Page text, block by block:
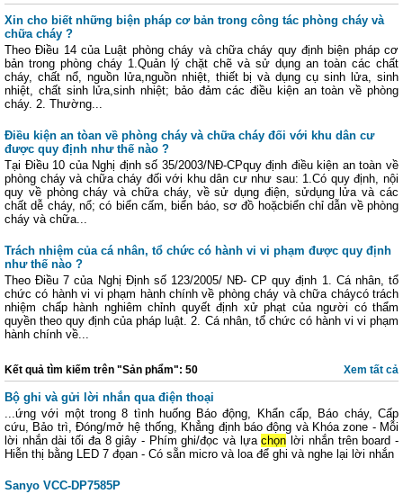
Xin cho biết những biện pháp cơ bản trong công tác phòng cháy và
chữa cháy ?
Theo Điều 14 của Luật phòng cháy và chữa cháy quy định biện pháp cơ
bản trong phòng cháy 1.Quản lý chặt chẽ và sử dụng an toàn các chất
cháy, chất nổ, nguồn lửa,nguồn nhiệt, thiết bị và dụng cụ sinh lửa, sinh
nhiệt, chất sinh lửa,sinh nhiệt; bảo đảm các điều kiện an toàn về phòng
cháy. 2. Thường...
Điều kiện an tòan về phòng cháy và chữa cháy đối với khu dân cư
được quy định như thế nào ?
Tại Điều 10 của Nghị định số 35/2003/NĐ-CPquy định điều kiện an toàn về
phòng cháy và chữa cháy đối với khu dân cư như sau: 1.Có quy định, nội
quy về phòng cháy và chữa cháy, về sử dụng điện, sửdụng lửa và các
chất dễ cháy, nổ; có biển cấm, biển báo, sơ đồ hoặcbiển chỉ dẫn về phòng
cháy và chữa...
Trách nhiệm của cá nhân, tổ chức có hành vi vi phạm được quy định
như thế nào ?
Theo Điều 7 của Nghị Định số 123/2005/ NĐ- CP quy định 1. Cá nhân, tổ
chức có hành vi vi phạm hành chính về phòng cháy và chữa cháycó trách
nhiệm chấp hành nghiêm chỉnh quyết định xử phạt của người có thẩm
quyền theo quy định của pháp luật. 2. Cá nhân, tổ chức có hành vi vi phạm
hành chính về...
Xem tất cả
Kết quả tìm kiếm trên "Sản phẩm": 50
Bộ ghi và gửi lời nhắn qua điện thoại
...ứng với một trong 8 tình huống Báo động, Khẩn cấp, Báo cháy, Cấp
cứu, Bảo trì, Đóng/mở hệ thống, Khẳng định báo động và Khóa zone - Mỗi
lời nhắn dài tối đa 8 giây - Phím ghi/đọc và lựachọn lời nhắn trên board -
Hiễn thị bằng LED 7 đọan - Có sẵn micro và loa để ghi và nghe lại lời nhắn
Sanyo VCC-DP7585P